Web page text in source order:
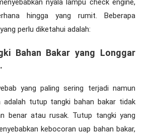
nyala lampu check engine,
hingga yang rumit. Beberapa
perlu diketahui adalah:
Bahan Bakar yang Longgar
yang paling sering terjadi namun
adalah tutup tangki bahan bakar tidak
benar atau rusak. Tutup tangki yang
kebocoran uap bahan bakar,